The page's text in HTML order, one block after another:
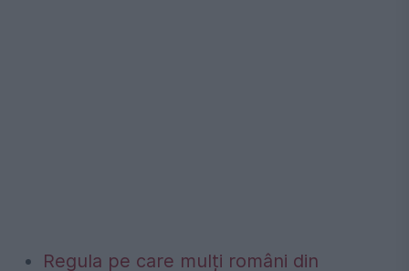
Regula pe care mulți români din